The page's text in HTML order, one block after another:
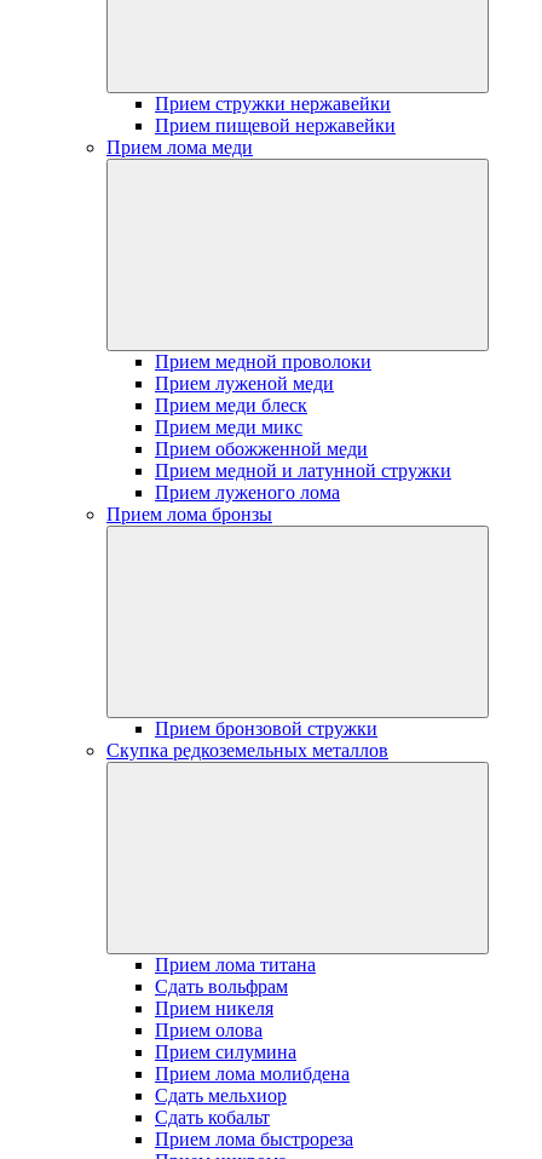
Прием стружки нержавейки
Прием пищевой нержавейки
Прием лома меди
Прием медной проволоки
Прием луженой меди
Прием меди блеск
Прием меди микс
Прием обожженной меди
Прием медной и латунной стружки
Прием луженого лома
Прием лома бронзы
Прием бронзовой стружки
Скупка редкоземельных металлов
Прием лома титана
Сдать вольфрам
Прием никеля
Прием олова
Прием силумина
Прием лома молибдена
Сдать мельхиор
Сдать кобальт
Прием лома быстрореза